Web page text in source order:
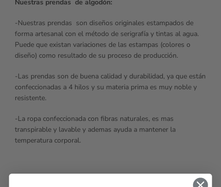
Nuestras prendas de algodón:
-Nuestras prendas son diseños originales estampados de
forma artesanal con el método de serigrafía y tintas al agua.
Puede que existan variaciones de las estampas (colores o
diseño) como resultado de su proceso de producción.
-Las prendas son de buena calidad y durabilidad, ya que están
confeccionadas a 4 hilos y su materia prima es muy noble y
resistente.
-La ropa confeccionada con fibras naturales, es mas
transpirable y lavable y ademas ayuda a mantener la
temperatura corporal.